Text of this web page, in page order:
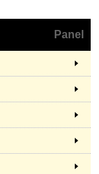
Panel